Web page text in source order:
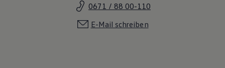
0671 / 88 00-110
E-Mail schreiben